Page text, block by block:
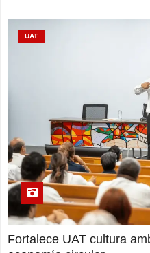
UAT
Fortalece UAT cultura